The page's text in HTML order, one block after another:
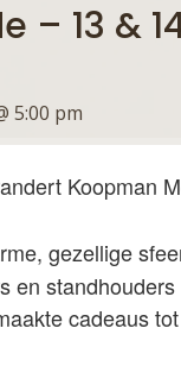
– 13 &
5:00 pm
Koopman
gezellige
en standhouders
cadeaus